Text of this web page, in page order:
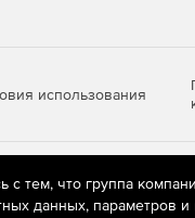
использования
(информационные
«Интернет»,
с тем, что группа
данных, параметров и